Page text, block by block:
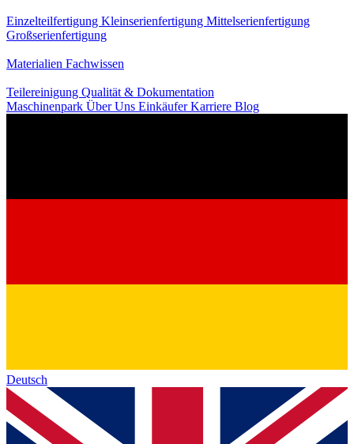
Einzelteilfertigung Kleinserienfertigung Mittelserienfertigung
Großserienfertigung
Materialien Fachwissen
Teilereinigung Qualität & Dokumentation
Maschinenpark Über Uns EinkäuferKarriere Blog
Deutsch